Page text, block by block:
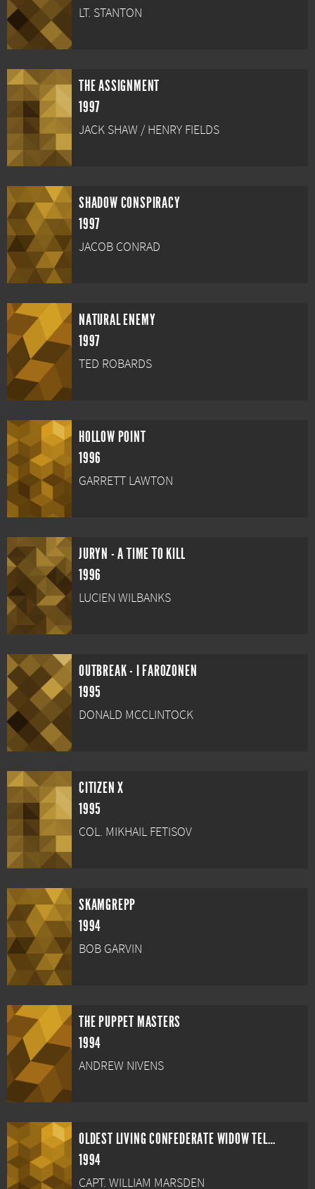
LT. STANTON
THE ASSIGNMENT
1997
JACK SHAW / HENRY FIELDS
SHADOW CONSPIRACY
1997
JACOB CONRAD
NATURAL ENEMY
1997
TED ROBARDS
HOLLOW POINT
1996
GARRETT LAWTON
JURYN - A TIME TO KILL
1996
LUCIEN WILBANKS
OUTBREAK - I FAROZONEN
1995
DONALD MCCLINTOCK
CITIZEN X
1995
COL. MIKHAIL FETISOV
SKAMGREPP
1994
BOB GARVIN
THE PUPPET MASTERS
1994
ANDREW NIVENS
OLDEST LIVING CONFEDERATE WIDOW TELLS ALL
1994
CAPT. WILLIAM MARSDEN